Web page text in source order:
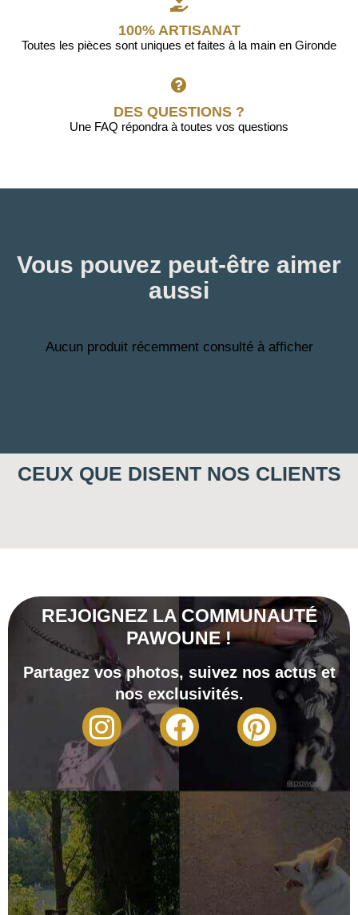
100% ARTISANAT
Toutes les pièces sont uniques et faites à la main en Gironde
DES QUESTIONS ?
Une FAQ répondra à toutes vos questions
Vous pouvez peut-être aimer
aussi
Aucun produit récemment consulté à afficher
CEUX QUE DISENT NOS CLIENTS
REJOIGNEZ LA COMMUNAUTÉ
PAWOUNE !
Partagez vos photos, suivez nos actus et
nos exclusivités.